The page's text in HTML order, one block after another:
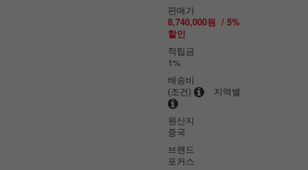
판매가
8,740,000원 / 5%
할인
적립금
1%
배송비
(조건)
지역별
원산지
중국
브랜드
포커스